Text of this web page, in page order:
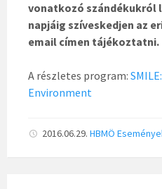
vonatkozó szándékukról
napjáig szíveskedjen az
email címen tájékoztatni.
A részletes program:
Environment
2016.06.29. HBMÖ